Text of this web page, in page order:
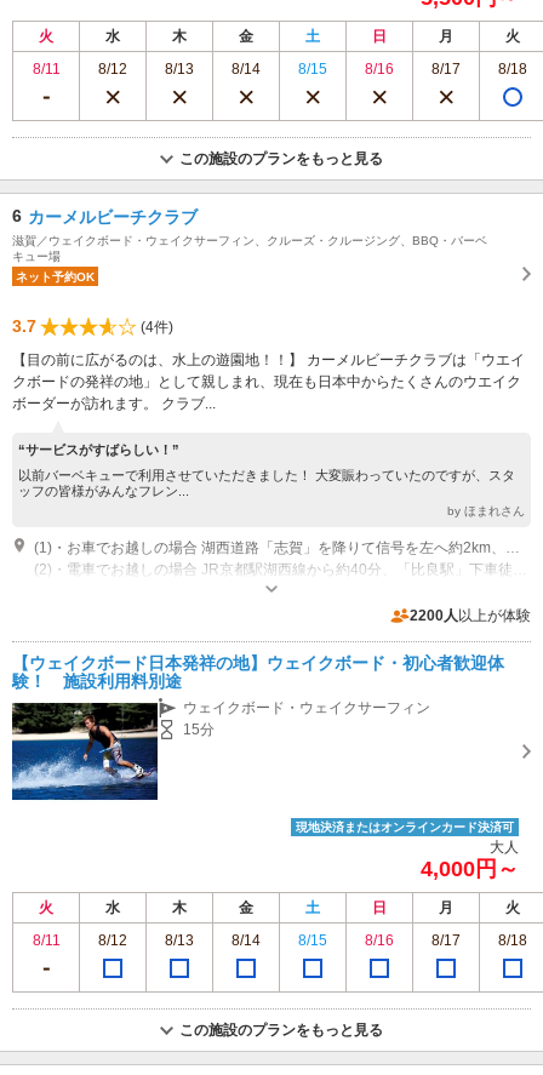
火 水 木 金 土 日 月
火
8/11
8/12 8/13 8/14 8/15 8/16 8/17 8/18
この施設のプランをもっと見る
6 カーメルビーチクラブ
滋賀／ウェイクボード・ウェイクサーフィン、クルーズ・クルージング、BBQ・バーベ
キュー場
ネット予約OK
3.7
(4件)
【目の前に広がるのは、水上の遊園地！！】 カーメルビーチクラブは「ウエイ
クボードの発祥の地」として親しまれ、現在も日本中からたくさんのウエイク
ボーダーが訪れます。 クラブ...
“サービスがすばらしい！”
以前バーベキューで利用させていただきました！ 大変賑わっていたのですが、スタ
ッフの皆様がみんなフレン...
by ほまれさん
定休日：不定休 営業時間：10:00-19:00
2200人 以上が体験
【ウェイクボード日本発祥の地】ウェイクボード・初心者歓迎体
験！ 施設利用料別途
ウェイクボード・ウェイクサーフィン
15分
現地決済またはオンラインカード決済可
大人
4,000円～
火 水 木 金 土 日 月
火
8/11
8/12 8/13 8/14 8/15 8/16 8/17 8/18
この施設のプランをもっと見る